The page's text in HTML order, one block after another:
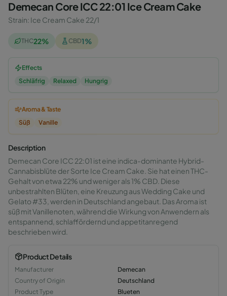
Demecan Core ICC 22:01 Ice Cream Cake
Strain: Ice Cream Cake 22/1
THC22% CBD1%
Effects
Schläfrig
Relaxed Hungrig
Aroma & Taste
Süß
Vanille
Description
Demecan Core ICC 22:01 ist eine indica-dominante Hybrid-
Cannabisblüte der Sorte Ice Cream Cake. Sie hat einen THC-
Gehalt von etwa 22% und weniger als 1% CBD. Diese
unbestrahlten Blüten, eine Kreuzung aus Wedding Cake und
Gelato #33, werden in Deutschland angebaut. Das Aroma ist
süß mit Vanillenoten, während die Wirkung von Anwendern als
entspannend, schlaffördernd und appetitanregend
beschrieben wird.
Product Details
Manufacturer
Demecan
Country of Origin
Deutschland
Product Type
Blueten